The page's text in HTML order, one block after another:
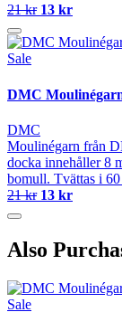
21 kr 13 kr
Sale
DMC
DMC
Moulinégarn från
docka innehåller 8
bomull. Tvättas i
21 kr 13 kr
Also
Sale